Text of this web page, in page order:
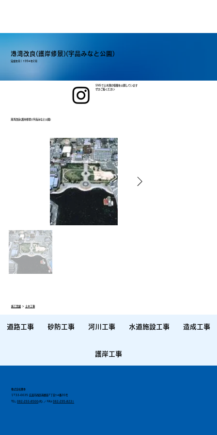
港湾改良(護岸修景)(宇品みなと公園)
完成年月｜ 1994年2月
道路工事 砂防工事 河川工事 水道施設工事 造成工事
護岸工事
施工実績＞ 土木工事
SNSで土木部の情報を公開しています
ぜひご覧ください
港湾改良(護岸修景)(宇品みなと公園)
株式会社栗本
TEL 082-293-8500(代) ／ FAX 082-295-8231
〒733-0035 広島市西区南観音7丁目14番20号